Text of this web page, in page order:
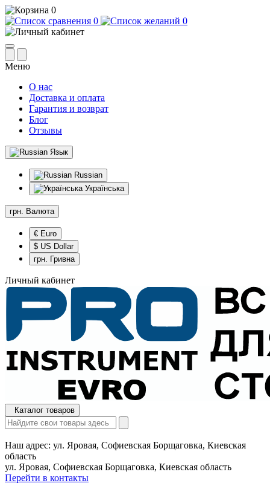
0
0
0
Меню
О нас
Доставка и оплата
Гарантия и возврат
Блог
Отзывы
Язык
Russian
Українська
грн. Валюта
€ Euro
$ US Dollar
грн. Гривна
Личный кабинет
Каталог товаров
Наш адрес: ул. Яровая, Софиевская Борщаговка, Киевская
область
ул. Яровая, Софиевская Борщаговка, Киевская область
Перейти в контакты